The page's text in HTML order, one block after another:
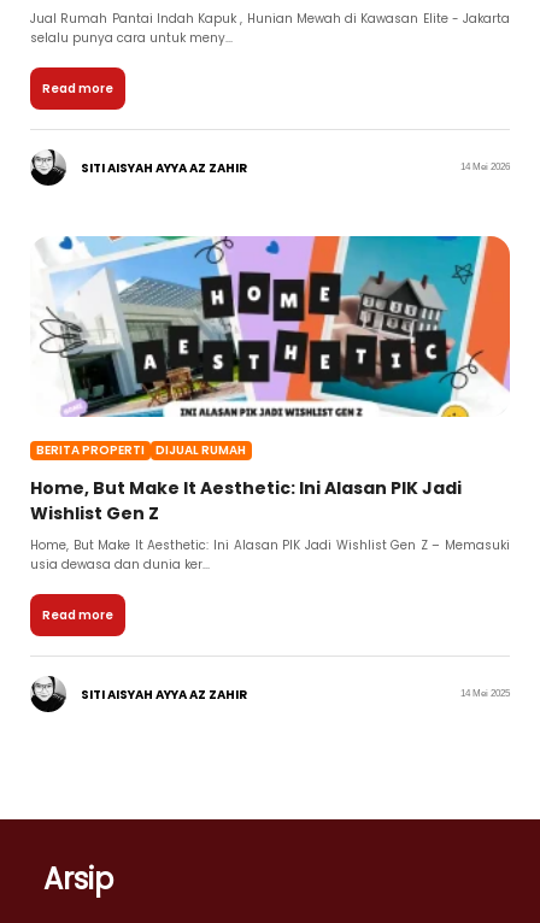
Jual Rumah Pantai Indah Kapuk , Hunian Mewah di Kawasan Elite - Jakarta
selalu punya cara untuk meny...
Read more
SITI AISYAH AYYA AZ ZAHIR 14 Mei 2026
BERITA PROPERTI DIJUAL RUMAH
Home, But Make It Aesthetic: Ini Alasan PIK Jadi
Wishlist Gen Z
Home, But Make It Aesthetic: Ini Alasan PIK Jadi Wishlist Gen Z – Memasuki
usia dewasa dan dunia ker...
Read more
SITI AISYAH AYYA AZ ZAHIR 14 Mei 2025
Arsip